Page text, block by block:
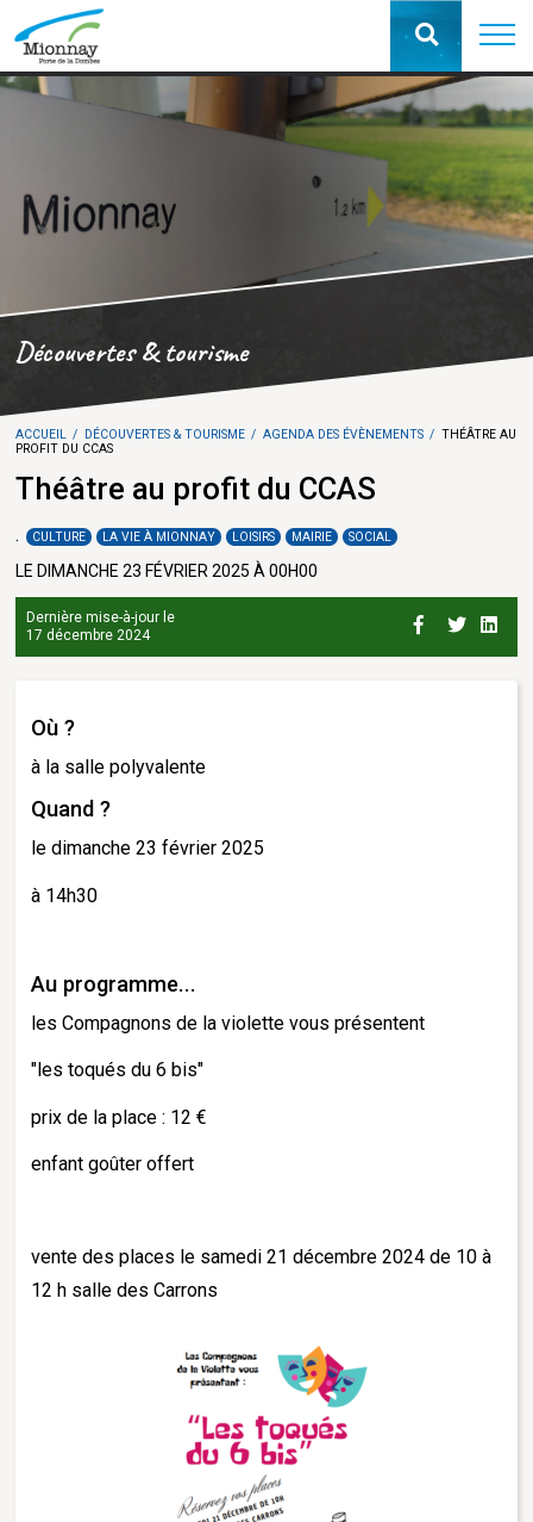
Découvertes & tourisme
ACCUEIL DÉCOUVERTES & TOURISME AGENDA DES ÉVÈNEMENTS
THÉÂTRE AU
PROFIT DU CCAS
Théâtre au profit du CCAS
CULTURE LA VIE À MIONNAY LOISIRS MAIRIE SOCIAL
LE DIMANCHE 23 FÉVRIER 2025 À 00H00
Dernière mise-à-jour le
17 décembre 2024
Où ?
à la salle polyvalente
Quand ?
le dimanche 23 février 2025
à 14h30
Au programme...
les Compagnons de la violette vous présentent
"les toqués du 6 bis"
prix de la place : 12 €
enfant goûter offert
vente des places le samedi 21 décembre 2024 de 10 à
12 h salle des Carrons